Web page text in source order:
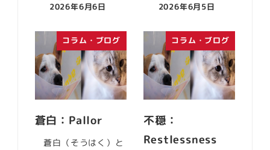
2026年6月6日
2026年6月5日
コラム・ブログ
蒼白：Pallor
蒼白（そうはく）と
コラム・ブログ
不穏：
Restlessness